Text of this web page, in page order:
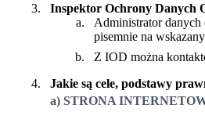
Inspektor Ochrony Danych
Administrator
pisemnie na
Z IOD można
Jakie są cele, podstawy
a) STRONA